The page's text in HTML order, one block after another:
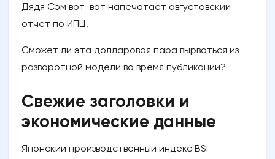
Дядя Сэм вот-вот напечатает августовский
отчет по ИПЦ!
Сможет ли эта долларовая пара вырваться из
разворотной модели во время публикации?
Свежие заголовки и
экономические данные
Японский производственный индекс BSI